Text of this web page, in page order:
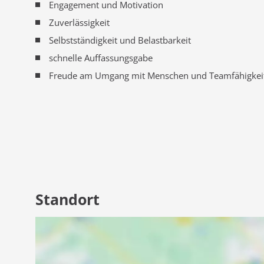
Engagement und Motivation
Zuverlässigkeit
Selbstständigkeit und Belastbarkeit
schnelle Auffassungsgabe
Freude am Umgang mit Menschen und
Standort